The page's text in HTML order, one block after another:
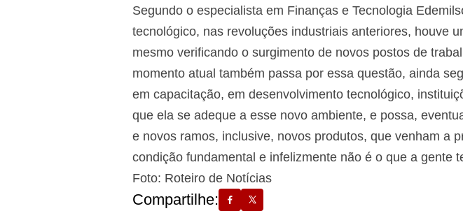
Segundo o especialista em Finanças e Tecnologia
tecnológico, nas revoluções industriais anteriores, houve
mesmo verificando o surgimento de novos postos de
momento atual também passa por essa questão, ainda
em capacitação, em desenvolvimento tecnológico,
que ela se adeque a esse novo ambiente, e possa,
e novos ramos, inclusive, novos produtos, que venham a
condição fundamental e infelizmente não é o que a gente
Foto: Roteiro de Notícias
Compartilhe: